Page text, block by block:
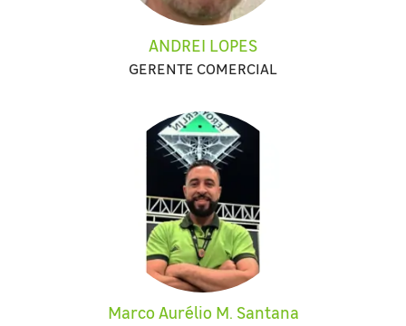
ANDREI LOPES
GERENTE COMERCIAL
Marco Aurélio M. Santana